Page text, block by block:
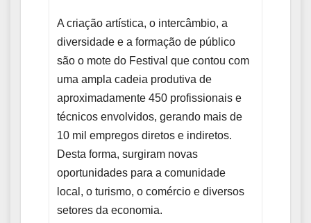
A criação artística, o intercâmbio, a
diversidade e a formação de público
são o mote do Festival que contou com
uma ampla cadeia produtiva de
aproximadamente 450 profissionais e
técnicos envolvidos, gerando mais de
10 mil empregos diretos e indiretos.
Desta forma, surgiram novas
oportunidades para a comunidade
local, o turismo, o comércio e diversos
setores da economia.